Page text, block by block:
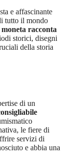
e affascinante
tutto il mondo
racconta
storici, disegni
della storia
di un
le fiere di
servizi di
e abbia una